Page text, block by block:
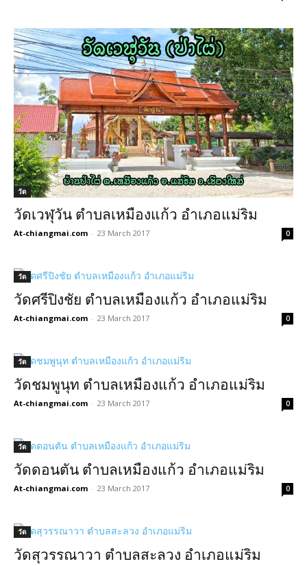
วัด
วัดเวฬุวัน ตำบลเหมืองแก้ว อำเภอแม่ริม
At-chiangmai.com - 23 March 2017 0
วัด
วัดศรีปิงชัย ตำบลเหมืองแก้ว อำเภอแม่ริม
At-chiangmai.com - 23 March 2017 0
วัด
วัดชมพูนุท ตำบลเหมืองแก้ว อำเภอแม่ริม
At-chiangmai.com - 23 March 2017 0
วัด
วัดดอนตัน ตำบลเหมืองแก้ว อำเภอแม่ริม
At-chiangmai.com - 23 March 2017 0
วัด
วัดสุวรรณาวา ตำบลสะลวง อำเภอแม่ริม